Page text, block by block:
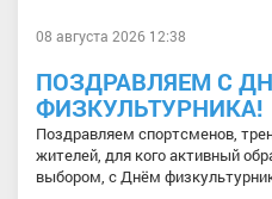
08 августа 2026 12:38
ПОЗДРАВЛЯЕМ С
ФИЗКУЛЬТУРНИКА!
Поздравляем спортсменов,
жителей, для кого активный
выбором, с Днём